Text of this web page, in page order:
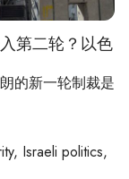
第二轮？以色
的新一轮制裁是
Israeli politics,